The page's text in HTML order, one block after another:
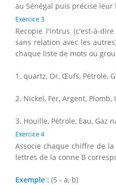
au Sénégal puis précise
Exercice 3
Recopie l'intrus (c'est-à-
sans relation avec les
chaque liste de mots ou
1. quartz, Or, Œufs, Pétrole,
2. Nickel, Fer, Argent, Plomb,
3. Houille, Pétrole, Eau, Gaz
Exercice 4
Associe chaque chiffre de
lettres de la conne B
Exemple : (5 - a, b)